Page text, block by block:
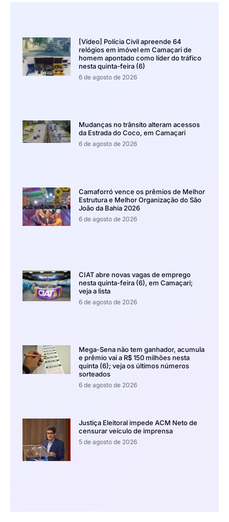
[Vídeo] Polícia Civil apreende 64
relógios em imóvel em Camaçari de
homem apontado como líder do tráfico
nesta quinta-feira (6)
6 de agosto de 2026
Mudanças no trânsito alteram acessos
da Estrada do Coco, em Camaçari
6 de agosto de 2026
Camaforró vence os prêmios de Melhor
Estrutura e Melhor Organização do São
João da Bahia 2026
6 de agosto de 2026
CIAT abre novas vagas de emprego
nesta quinta-feira (6), em Camaçari;
veja a lista
6 de agosto de 2026
Mega-Sena não tem ganhador, acumula
e prêmio vai a R$ 150 milhões nesta
quinta (6); veja os últimos números
sorteados
6 de agosto de 2026
Justiça Eleitoral impede ACM Neto de
censurar veículo de imprensa
5 de agosto de 2026